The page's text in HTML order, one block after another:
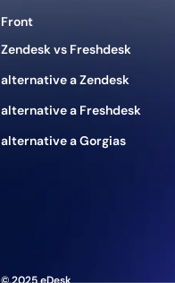
Front
Zendesk vs Freshdesk
alternative a Zendesk
alternative a Freshdesk
alternative a Gorgias